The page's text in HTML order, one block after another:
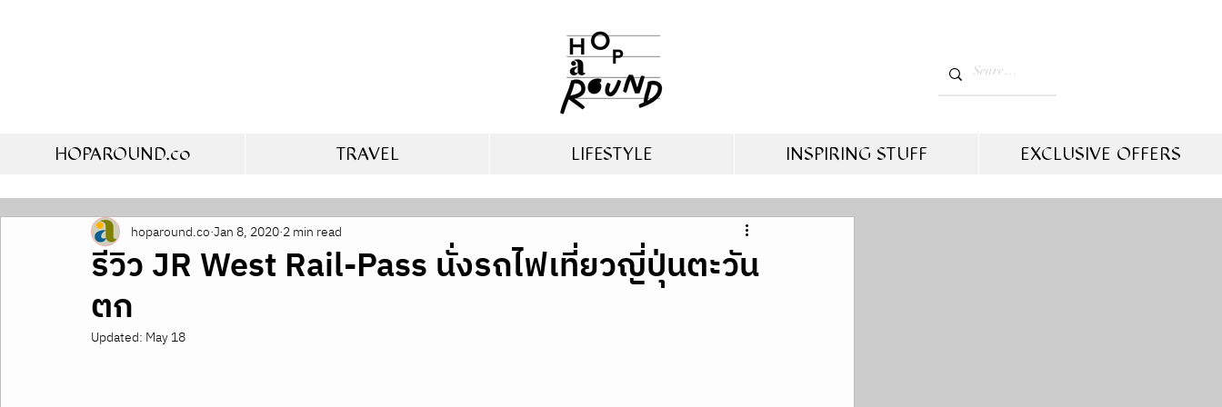
HOPAROUND.co TRAVEL LIFESTYLE INSPIRING STUFF EXCLUSIVE OFFERS
รีวิว JR West Rail-Pass นั่งรถไฟเที่ยวญี่ปุ่นตะวัน
ตก
hoparound.co Jan 8, 2020 2 min read
Updated: May 18